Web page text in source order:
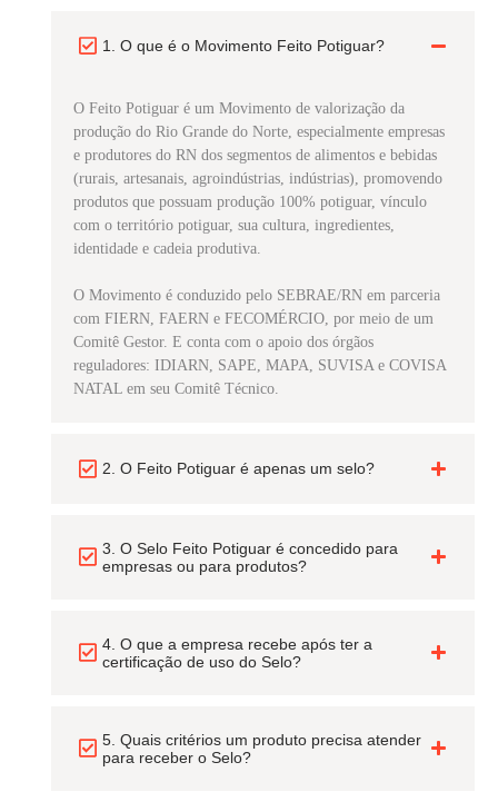
1. O que é o Movimento Feito Potiguar?
O Feito Potiguar é um Movimento de valorização da
produção do Rio Grande do Norte, especialmente empresas
e produtores do RN dos segmentos de alimentos e bebidas
(rurais, artesanais, agroindústrias, indústrias), promovendo
produtos que possuam produção 100% potiguar, vínculo
com o território potiguar, sua cultura, ingredientes,
identidade e cadeia produtiva.
O Movimento é conduzido pelo SEBRAE/RN em parceria
com FIERN, FAERN e FECOMÉRCIO, por meio de um
Comitê Gestor. E conta com o apoio dos órgãos
reguladores: IDIARN, SAPE, MAPA, SUVISA e COVISA
NATAL em seu Comitê Técnico.
2. O Feito Potiguar é apenas um selo?
3. O Selo Feito Potiguar é concedido para
empresas ou para produtos?
4. O que a empresa recebe após ter a
certificação de uso do Selo?
5. Quais critérios um produto precisa atender
para receber o Selo?